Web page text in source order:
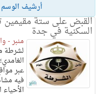
أرشيف
القبض على ستة مقيمين
السكنية في جدة
منبر -
لشرطة
عبر
فيه